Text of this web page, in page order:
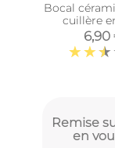
Bocal
cuillère
6,90
Remise
en